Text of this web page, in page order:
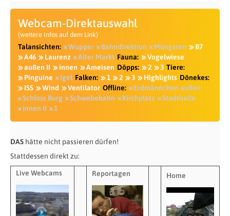
Webcam-Direktauswahl
(weitere Infos auf dem Link)
Talansichten: Wupper Bahndirektion Müngsten
B7
A46
Laurenz Alter Markt Fauna:
Vogelwiese
außen II
innen Ameisen Döpps: 2 3 Tiere:
Pinguine
Igel Falken: 1 2 3 Highlights Dönekes:
ISS
Wind Ventilator Offline:
Erdmännchen außen
Schloss Burg
Schwebebahn Kirchplatz
Stadthalle
innen II
1
DAS hätte nicht passieren dürfen!
Stattdessen direkt zu:
Live Webcams Reportagen Home